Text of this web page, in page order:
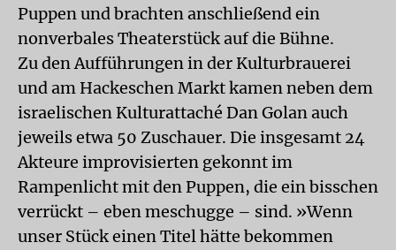
Puppen und brachten anschließend ein
nonverbales Theaterstück auf die Bühne.
Zu den Aufführungen in der Kulturbrauerei
und am Hackeschen Markt kamen neben dem
israelischen Kulturattaché Dan Golan auch
jeweils etwa 50 Zuschauer. Die insgesamt 24
Akteure improvisierten gekonnt im
Rampenlicht mit den Puppen, die ein bisschen
verrückt – eben meschugge – sind. »Wenn
unser Stück einen Titel hätte bekommen